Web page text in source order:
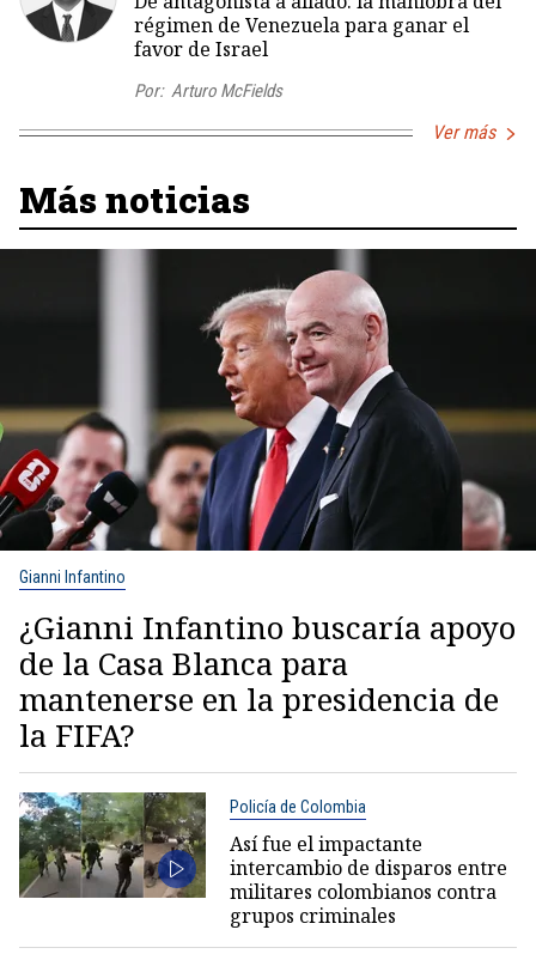
régimen de Venezuela para ganar el
favor de Israel
Por: Arturo McFields
Ver más
Más noticias
Gianni Infantino
¿Gianni Infantino buscaría apoyo
de la Casa Blanca para
mantenerse en la presidencia de
la FIFA?
Policía de Colombia
Así fue el impactante
intercambio de disparos entre
militares colombianos contra
grupos criminales